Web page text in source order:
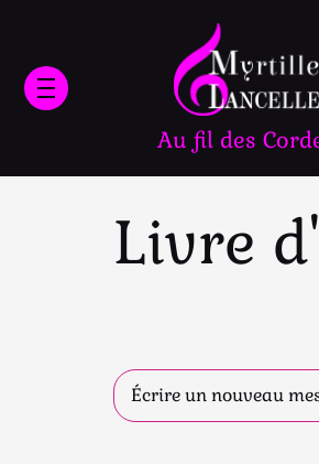
Au fil des
Livre